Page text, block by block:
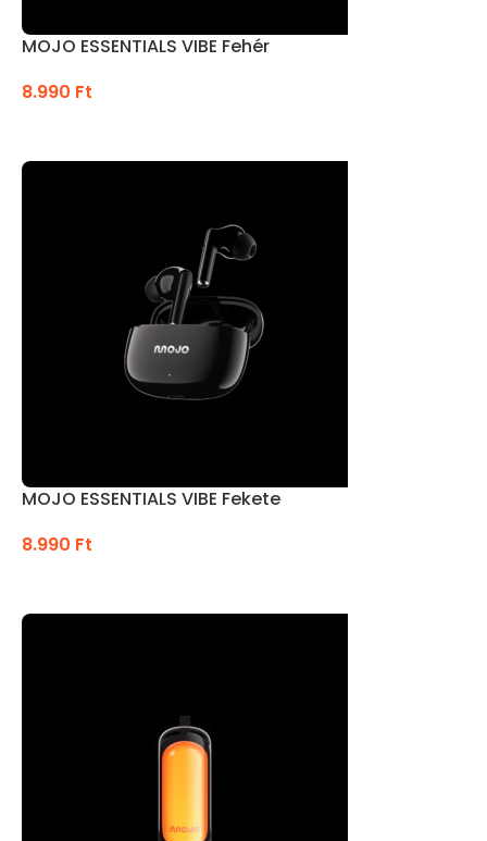
MOJO ESSENTIALS VIBE Fehér
8.990 Ft
MOJO ESSENTIALS VIBE Fekete
8.990 Ft